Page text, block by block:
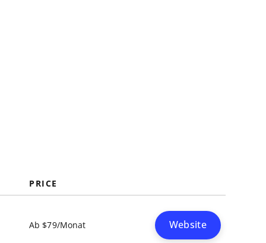
PRICE
Ab $79/Monat Website